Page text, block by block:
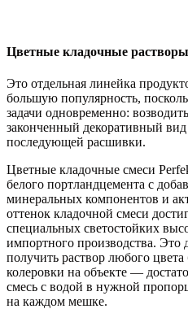
Цветные кладочные
Это отдельная линейка
большую популярность,
задачи одновременно:
законченный декоративный вид
последующей расшивки.
Цветные кладочные смеси
белого портландцемента с
минеральных компонентов и
оттенок кладочной смеси
специальных светостойких
импортного производства. Это
получить раствор любого
колеровки на объекте —
смесь с водой в нужной
на каждом мешке.